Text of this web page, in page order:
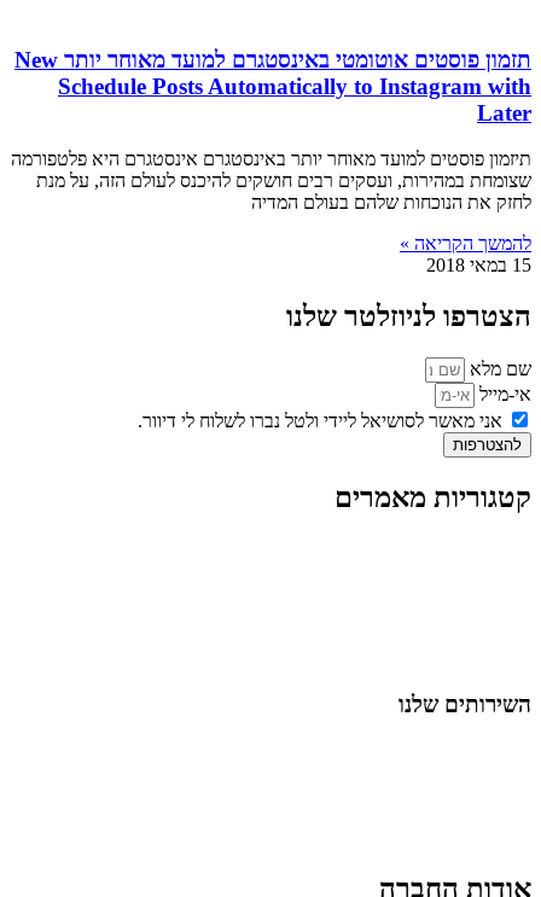
תזמון פוסטים אוטומטי באינסטגרם למועד מאוחר יותר New
Schedule Posts Automatically to Instagram with
Later
תיזמון פוסטים למועד מאוחר יותר באינסטגרם אינסטגרם היא פלטפורמה
שצומחת במהירות, ועסקים רבים חושקים להיכנס לעולם הזה, על מנת
לחזק את הנוכחות שלהם בעולם המדיה
להמשך הקריאה »
15 במאי 2018
הצטרפו לניוזלטר שלנו
שם מלא
אי-מייל
אני מאשר לסושיאל ליידי ולטל נברו לשלוח לי דיוור.
להצטרפות
קטגוריות מאמרים
השירותים שלנו
אודות החברה